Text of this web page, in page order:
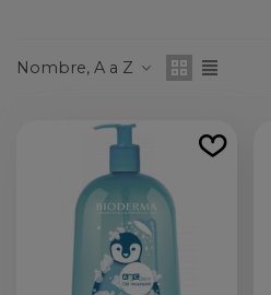
Nombre, A a Z